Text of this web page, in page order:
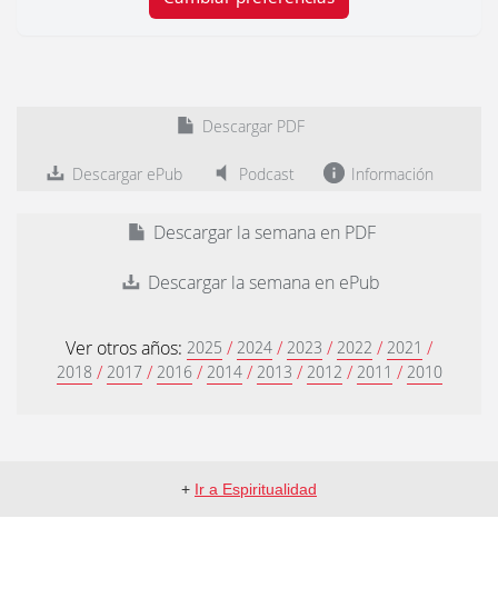
Descargar PDF
Descargar ePub Podcast Información
Descargar la semana en PDF
Descargar la semana en ePub
Ver otros años: 2025 / 2024 / 2023 / 2022 / 2021 /
2018 / 2017 / 2016 / 2014 / 2013 / 2012 / 2011 / 2010
+ Ir a Espiritualidad